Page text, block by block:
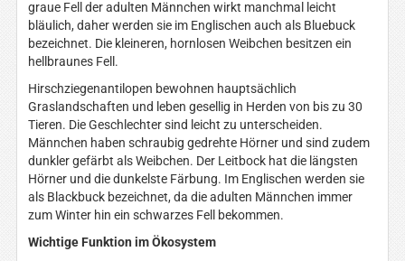
graue Fell der adulten Männchen wirkt manchmal leicht
bläulich, daher werden sie im Englischen auch als Bluebuck
bezeichnet. Die kleineren, hornlosen Weibchen besitzen ein
hellbraunes Fell.
Hirschziegenantilopen bewohnen hauptsächlich
Graslandschaften und leben gesellig in Herden von bis zu 30
Tieren. Die Geschlechter sind leicht zu unterscheiden.
Männchen haben schraubig gedrehte Hörner und sind zudem
dunkler gefärbt als Weibchen. Der Leitbock hat die längsten
Hörner und die dunkelste Färbung. Im Englischen werden sie
als Blackbuck bezeichnet, da die adulten Männchen immer
zum Winter hin ein schwarzes Fell bekommen.
Wichtige Funktion im Ökosystem